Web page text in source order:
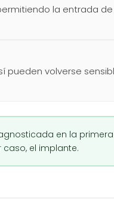
la entrada
pueden volverse
en la primera
el implante.